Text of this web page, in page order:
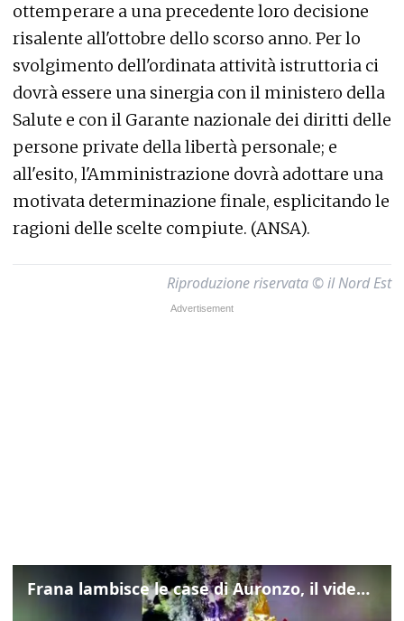
ottemperare a una precedente loro decisione
risalente all'ottobre dello scorso anno. Per lo
svolgimento dell'ordinata attività istruttoria ci
dovrà essere una sinergia con il ministero della
Salute e con il Garante nazionale dei diritti delle
persone private della libertà personale; e
all'esito, l'Amministrazione dovrà adottare una
motivata determinazione finale, esplicitando le
ragioni delle scelte compiute. (ANSA).
Riproduzione riservata © il Nord Est
Frana lambisce le case di Auronzo, il video dall'elicottero dei vigili del fuoco